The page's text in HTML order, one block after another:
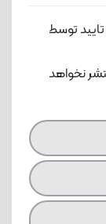
توسط
نخواهد